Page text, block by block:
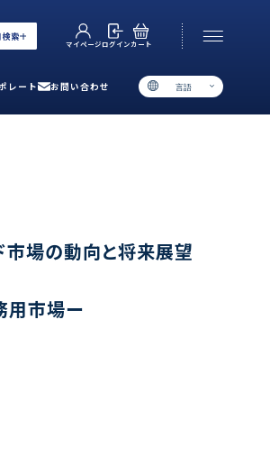
検索
マイページログインカート
レート お問い合わせ 言語
場の動向と将来展望
用市場ー